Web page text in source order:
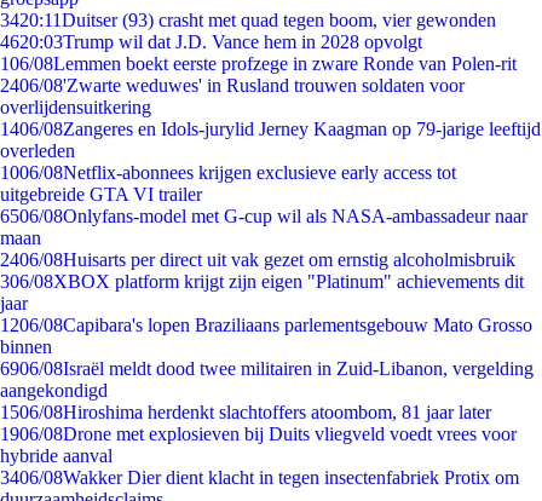
3420:11Duitser (93) crasht met quad tegen boom, vier gewonden
4620:03Trump wil dat J.D. Vance hem in 2028 opvolgt
106/08Lemmen boekt eerste profzege in zware Ronde van Polen-rit
2406/08'Zwarte weduwes' in Rusland trouwen soldaten voor
overlijdensuitkering
1406/08Zangeres en Idols-jurylid Jerney Kaagman op 79-jarige leeftijd
overleden
1006/08Netflix-abonnees krijgen exclusieve early access tot
uitgebreide GTA VI trailer
6506/08Onlyfans-model met G-cup wil als NASA-ambassadeur naar
maan
2406/08Huisarts per direct uit vak gezet om ernstig alcoholmisbruik
306/08XBOX platform krijgt zijn eigen "Platinum" achievements dit
jaar
1206/08Capibara's lopen Braziliaans parlementsgebouw Mato Grosso
binnen
6906/08Israël meldt dood twee militairen in Zuid-Libanon, vergelding
aangekondigd
1506/08Hiroshima herdenkt slachtoffers atoombom, 81 jaar later
1906/08Drone met explosieven bij Duits vliegveld voedt vrees voor
hybride aanval
3406/08Wakker Dier dient klacht in tegen insectenfabriek Protix om